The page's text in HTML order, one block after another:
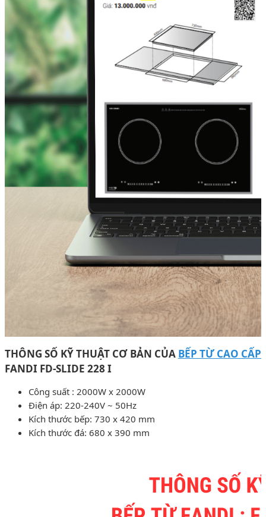
THÔNG SỐ KỸ THUẬT CƠ BẢN CỦA BẾP TỪ CAO CẤP
FANDI FD-SLIDE 228 I
Công suất : 2000W x 2000W
Điện áp: 220-240V ~ 50Hz
Kích thước bếp: 730 x 420 mm
Kích thước đá: 680 x 390 mm